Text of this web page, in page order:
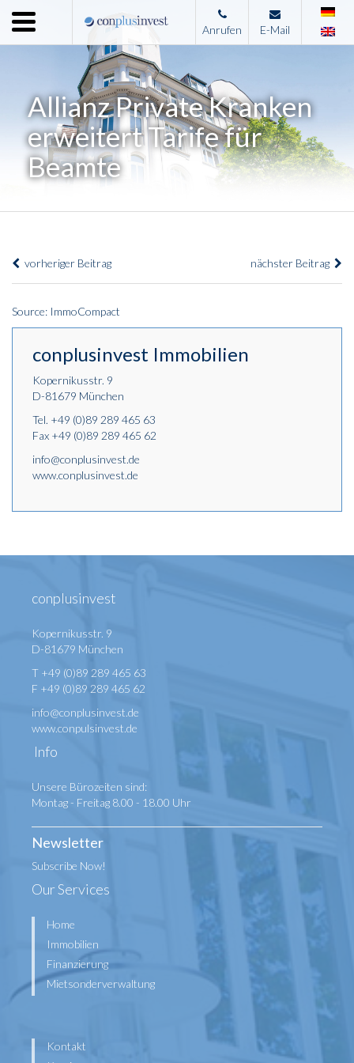
Menu
Home
Unternehmen
Leistungen
Immobilienangebote
News
Impressum
Anrufen E-Mail
Allianz Private Kranken
erweitert Tarife für
Beamte
vorheriger Beitrag nächster Beitrag
Source: ImmoCompact
conplusinvest Immobilien
Kopernikusstr. 9
D-81679 München
Tel. +49 (0)89 289 465 63
Fax +49 (0)89 289 465 62
info@conplusinvest.de
www.conplusinvest.de
conplusinvest
Kopernikusstr. 9
D-81679 München
T +49 (0)89 289 465 63
F +49 (0)89 289 465 62
info@conplusinvest.de
www.conpulsinvest.de
Info
Unsere Bürozeiten sind:
Montag - Freitag 8.00 - 18.00 Uhr
Newsletter
Subscribe Now!
Our Services
Home
Immobilien
Finanzierung
Mietsonderverwaltung
Kontakt